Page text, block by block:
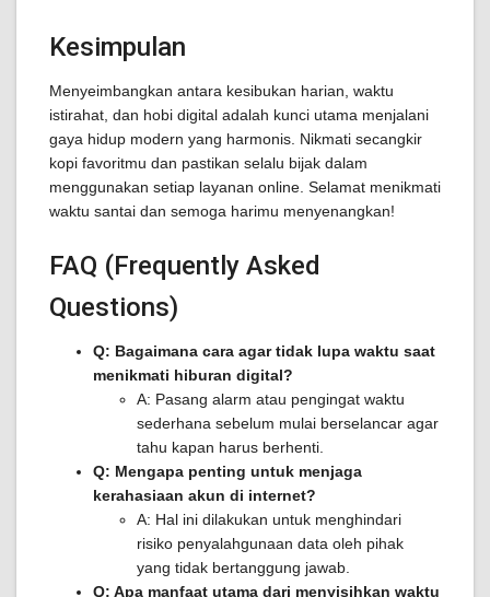
Kesimpulan
Menyeimbangkan antara kesibukan harian, waktu
istirahat, dan hobi digital adalah kunci utama menjalani
gaya hidup modern yang harmonis. Nikmati secangkir
kopi favoritmu dan pastikan selalu bijak dalam
menggunakan setiap layanan online. Selamat menikmati
waktu santai dan semoga harimu menyenangkan!
FAQ (Frequently Asked
Questions)
Q: Bagaimana cara agar tidak lupa waktu saat
menikmati hiburan digital?
A: Pasang alarm atau pengingat waktu
sederhana sebelum mulai berselancar agar
tahu kapan harus berhenti.
Q: Mengapa penting untuk menjaga
kerahasiaan akun di internet?
A: Hal ini dilakukan untuk menghindari
risiko penyalahgunaan data oleh pihak
yang tidak bertanggung jawab.
Q: Apa manfaat utama dari menyisihkan waktu